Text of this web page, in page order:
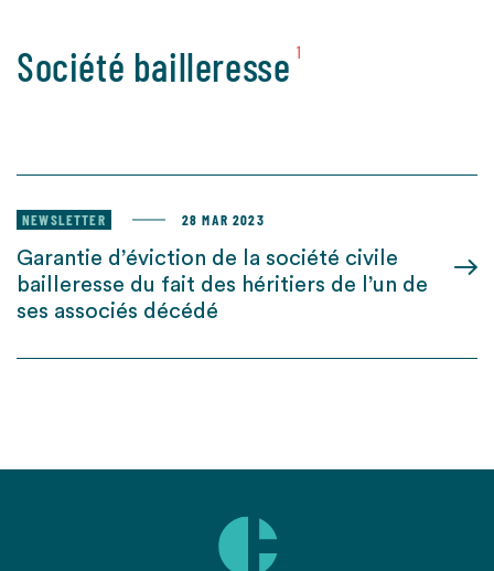
Société bailleresse 1
NEWSLETTER 28 MAR 2023
Garantie d’éviction de la société civile
bailleresse du fait des héritiers de l’un de
ses associés décédé